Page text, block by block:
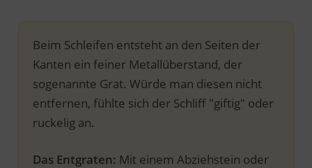
Beim Schleifen entsteht an den Seiten der
Kanten ein feiner Metallüberstand, der
sogenannte Grat. Würde man diesen nicht
entfernen, fühlte sich der Schliff "giftig" oder
ruckelig an.
Das Entgraten: Mit einem Abziehstein oder